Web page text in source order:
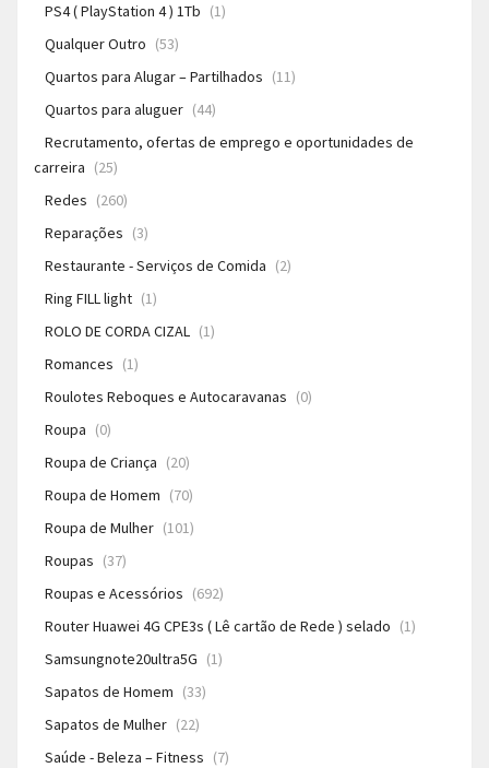
PS4 ( PlayStation 4 ) 1Tb (1)
Qualquer Outro (53)
Quartos para Alugar – Partilhados (11)
Quartos para aluguer (44)
Recrutamento, ofertas de emprego e oportunidades de
carreira (25)
Redes (260)
Reparações (3)
Restaurante - Serviços de Comida (2)
Ring FILL light (1)
ROLO DE CORDA CIZAL (1)
Romances (1)
Roulotes Reboques e Autocaravanas (0)
Roupa (0)
Roupa de Criança (20)
Roupa de Homem (70)
Roupa de Mulher (101)
Roupas (37)
Roupas e Acessórios (692)
Router Huawei 4G CPE3s ( Lê cartão de Rede ) selado (1)
Samsungnote20ultra5G (1)
Sapatos de Homem (33)
Sapatos de Mulher (22)
Saúde - Beleza – Fitness (7)